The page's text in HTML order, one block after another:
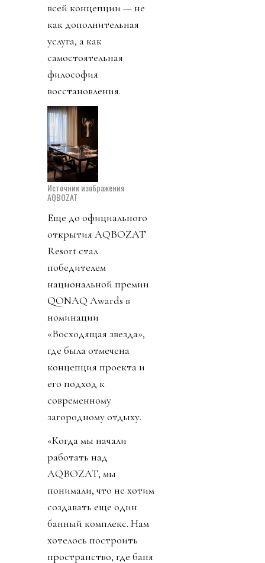
всей концепции — не
как дополнительная
услуга, а как
самостоятельная
философия
восстановления.
Источник изображения
AQBOZAT
Еще до официального
открытия AQBOZAT
Resort стал
победителем
национальной премии
QONAQ Awards в
номинации
«Восходящая звезда»,
где была отмечена
концепция проекта и
его подход к
современному
загородному отдыху.
«Когда мы начали
работать над
AQBOZAT, мы
понимали, что не хотим
создавать еще один
банный комплекс. Нам
хотелось построить
пространство, где баня